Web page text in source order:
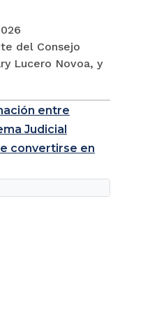
del Consejo
Lucero Novoa, y
entre
Judicial
convertirse en